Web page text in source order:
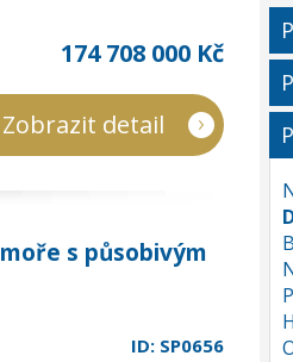
174 708 000 Kč
Zobrazit detail
s působivým
ID: SP0656